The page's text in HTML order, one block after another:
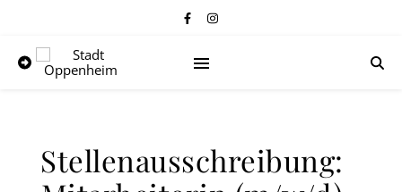
Stellenausschreibung: